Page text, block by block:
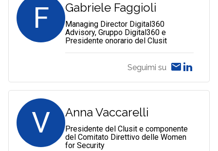
F Gabriele Faggioli
Managing Director Digital360
Advisory, Gruppo Digital360 e
Presidente onorario del Clusit
Seguimi su
V Anna Vaccarelli
Presidente del Clusit e componente
del Comitato Direttivo delle Women
for Security